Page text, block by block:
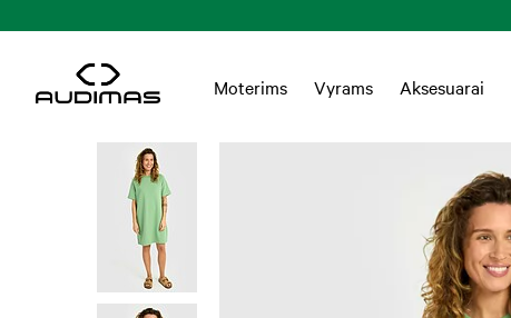
Moterims Vyrams Aksesuarai